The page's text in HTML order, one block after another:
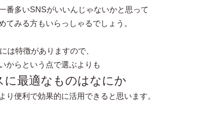
番多いSNSがいいんじゃないかと思って
てみる方もいらっしゃるでしょう。
は特徴がありますので、
からという点で選ぶよりも
に最適なものはなにか
り便利で効果的に活用できると思います。